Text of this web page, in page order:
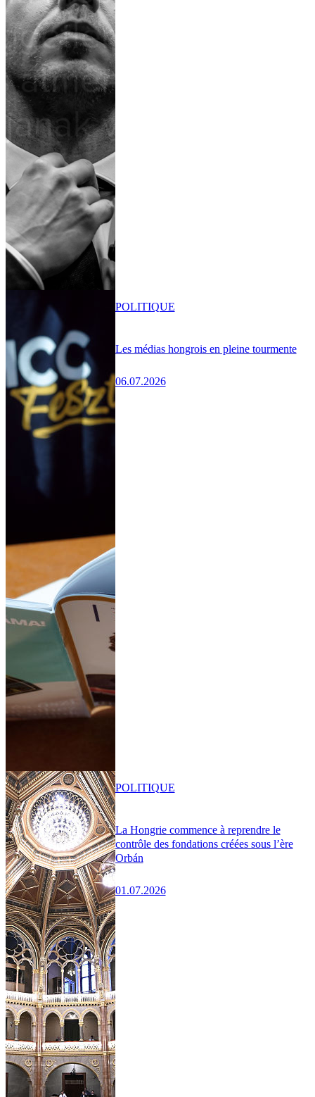
Les médias hongrois en pleine tourmente
06.07.2026
POLITIQUE
La Hongrie commence à reprendre le
contrôle des fondations créées sous l’ère
Orbán
01.07.2026
POLITIQUE